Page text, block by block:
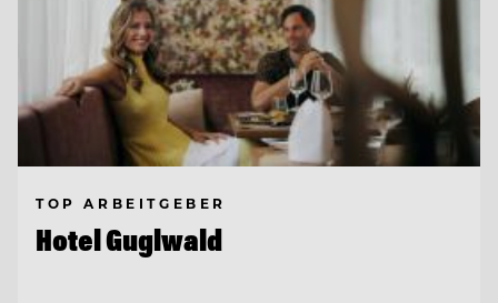
TOP ARBEITGEBER
Hotel Guglwald